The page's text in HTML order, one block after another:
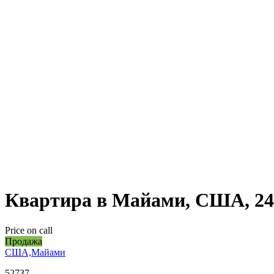
Квартира в Майами, США,
Price on call
Продажа
США,Майами